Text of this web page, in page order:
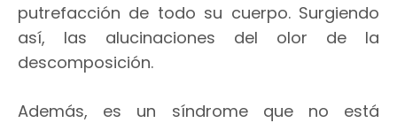
putrefacción de todo su cuerpo. Surgiendo
así, las alucinaciones del olor de la
descomposición.
Además, es un síndrome que no está